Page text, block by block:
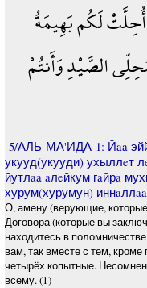
أُحِلَّتْ لَكُم بَهِيمَةُ
الصَّيْدِ وَأَنتُمْ
5/АЛЬ-МА'ИДА-1: Йaa
укууд(укууди) ухыллeт
йутлaa aлeйкум гaйрa
хурум(хурумун)
О, амену (верующие,
Договора (которые вы
находитесь в
вам, так вместе с тем,
четырёх копытные.
всему. (1)